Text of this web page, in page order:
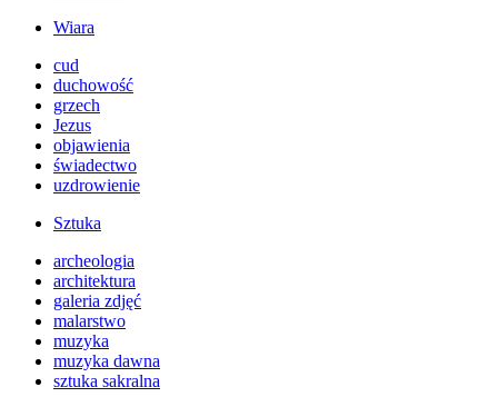
Wiara
cud
duchowość
grzech
Jezus
objawienia
świadectwo
uzdrowienie
Sztuka
archeologia
architektura
galeria zdjęć
malarstwo
muzyka
muzyka dawna
sztuka sakralna